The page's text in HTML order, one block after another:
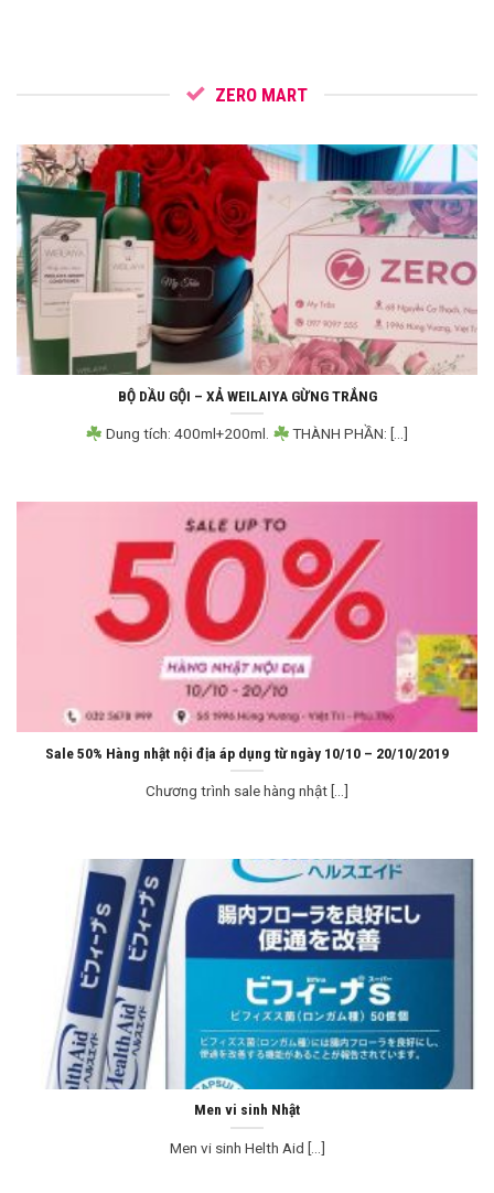
ZERO MART
BỘ DẦU GỘI – XẢ WEILAIYA GỪNG TRẮNG
Dung tích: 400ml+200ml. THÀNH PHẦN: [...]
Sale 50% Hàng nhật nội địa áp dụng từ ngày 10/10 – 20/10/2019
Chương trình sale hàng nhật [...]
Men vi sinh Nhật
Men vi sinh Helth Aid [...]